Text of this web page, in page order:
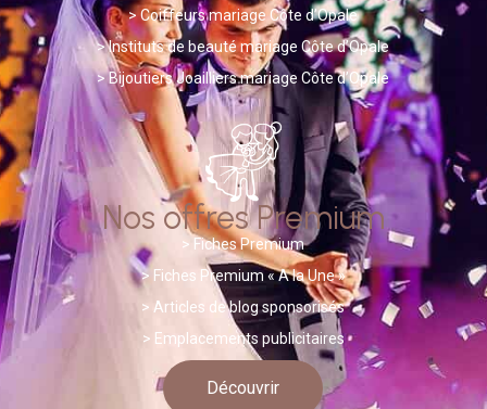
>Coiffeurs mariage Côte d’Opale
>Instituts de beauté mariage Côte d’Opale
>Bijoutiers Joailliers mariage Côte d’Opale
Nos offres Premium
> Fiches Premium
> Fiches Premium « A la Une »
>Articles de blog sponsorisés
> Emplacements publicitaires
Découvrir